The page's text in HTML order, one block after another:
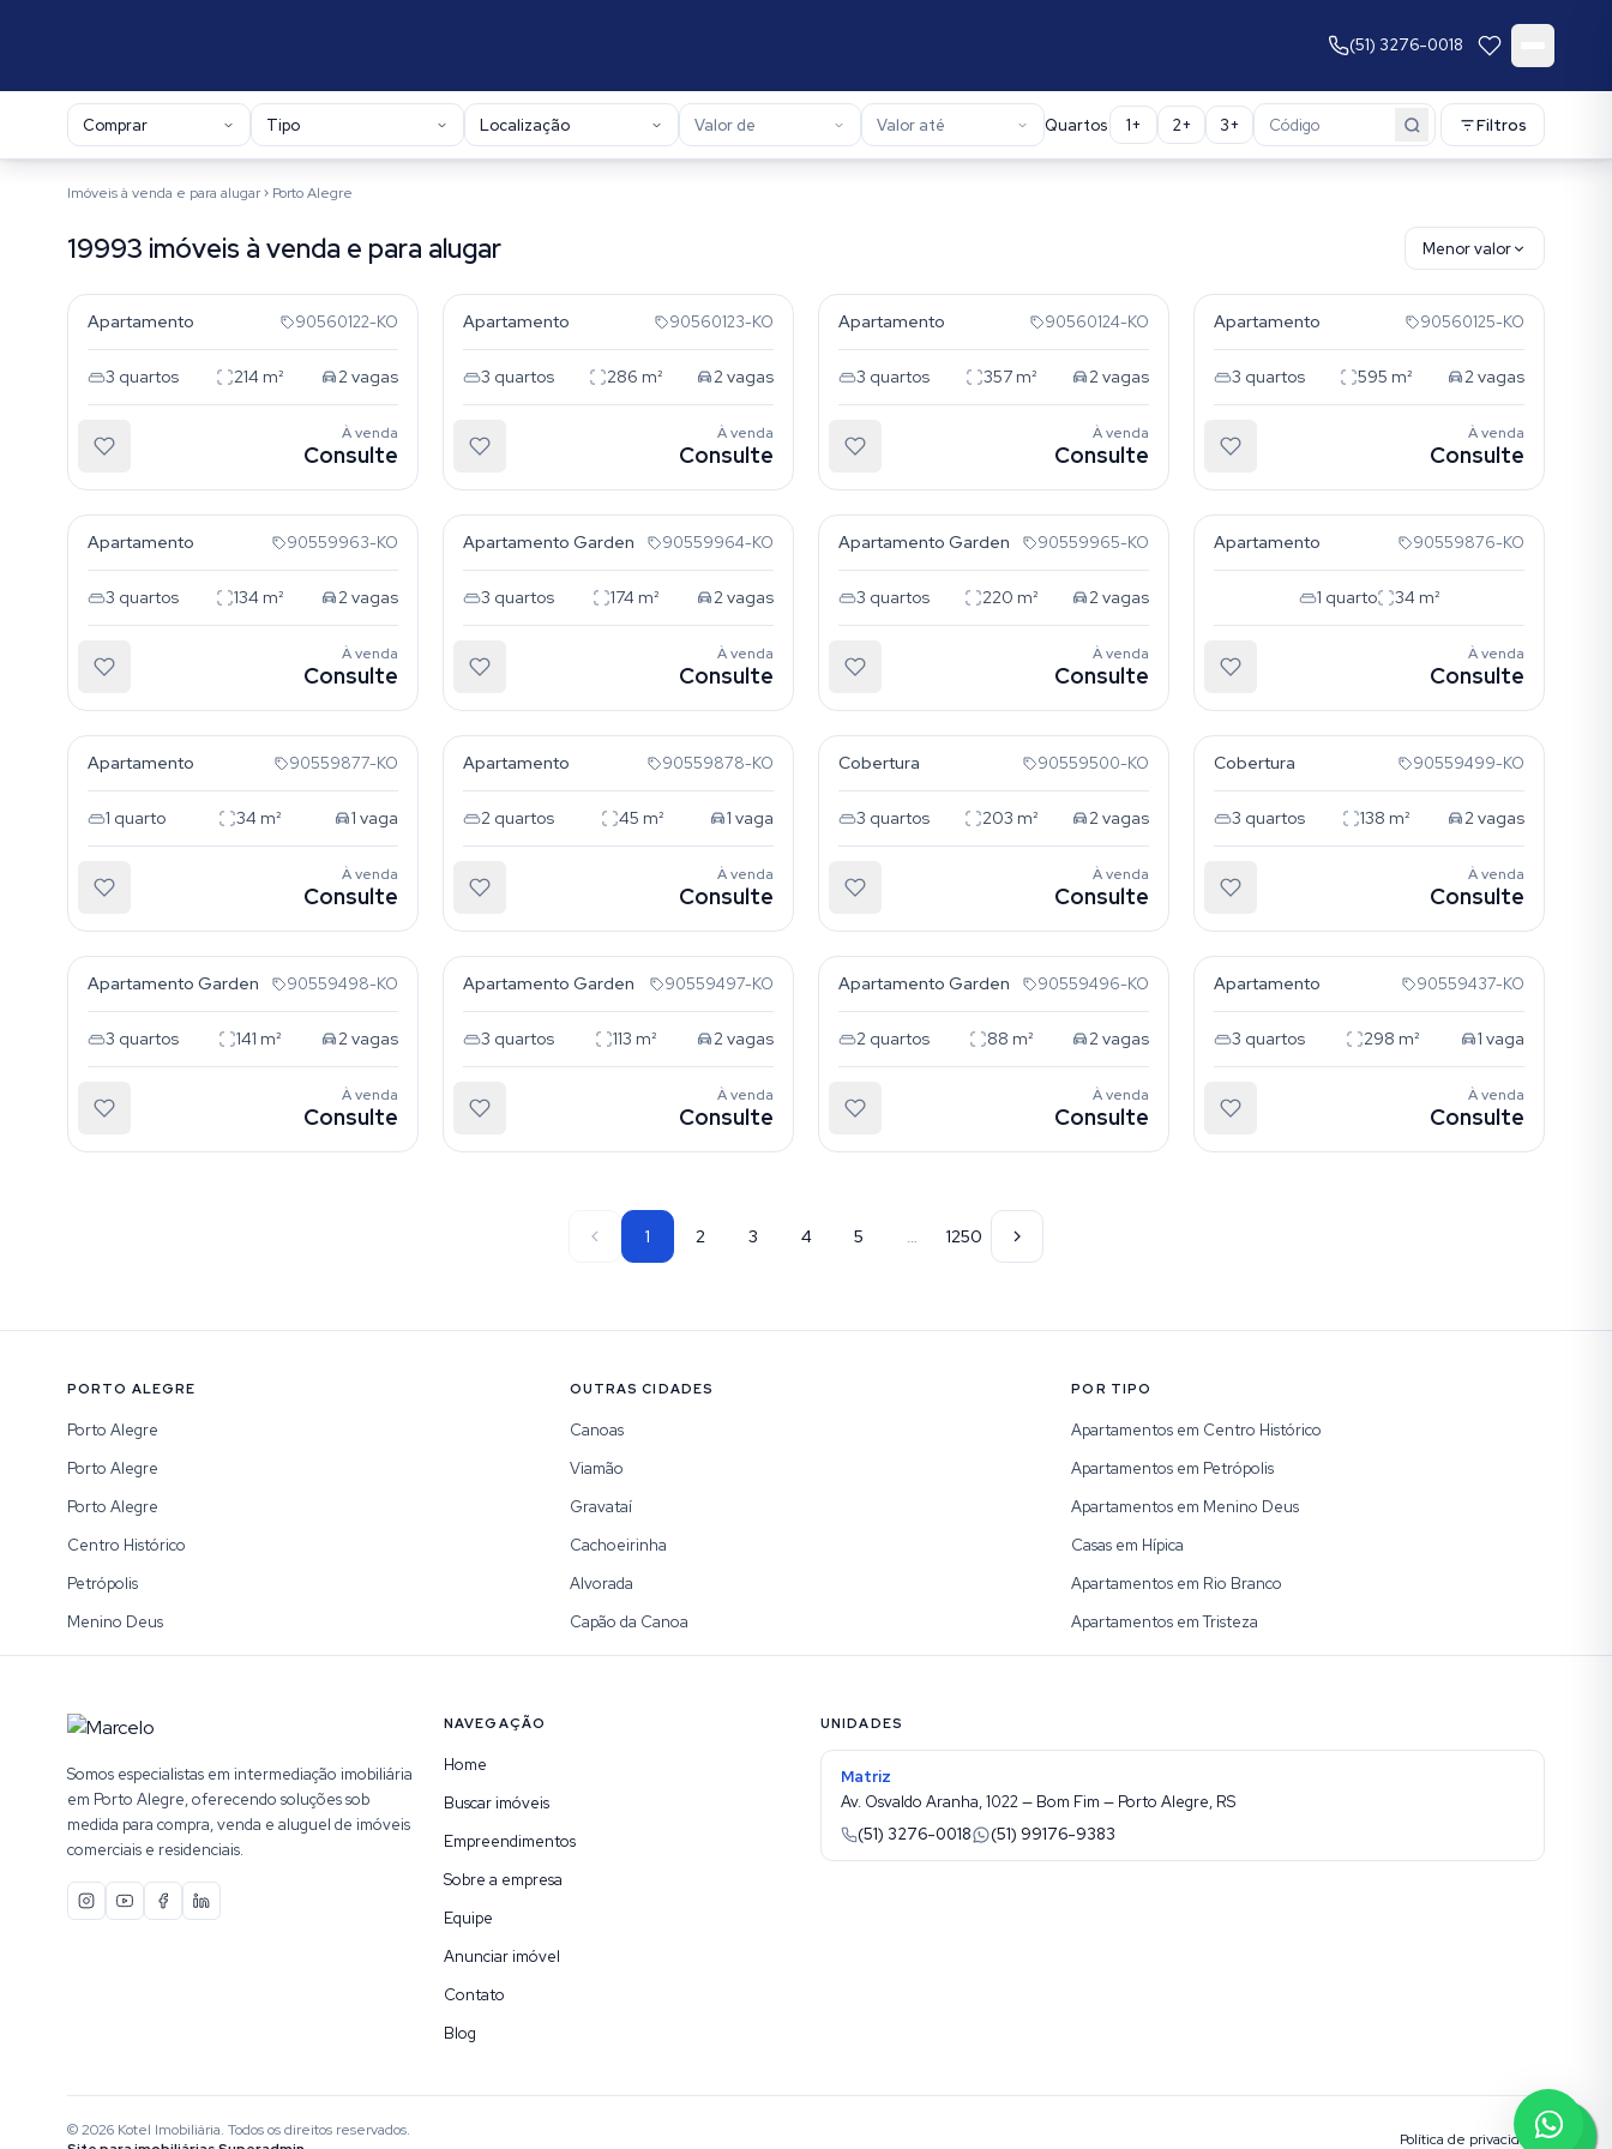
(51) 3276-0018
Comprar Tipo Localização Valor de Valor até Quartos 1+ 2+ 3+ Filtros
Imóveis à venda e para alugar Porto Alegre
19993 imóveis à venda e para alugar Menor valor
Resultados da busca
Menino Deus
Apartamento 90560122-KO
3 quartos 214 m² 2vagas
À venda
Consulte
Menino Deus
Apartamento 90560123-KO
3 quartos 286 m² 2vagas
À venda
Consulte
Apartamento 90560124-KO
3 quartos 357m² 2vagas
À venda
Consulte
Apartamento 90560125-KO
3 quartos 595 m² 2vagas
À venda
Consulte
Auxiliadora
Apartamento 90559963-KO
3 quartos 134 m² 2vagas
À venda
Consulte
Auxiliadora
Apartamento Garden 90559964-KO
3 quartos 174 m² 2vagas
À venda
Consulte
Auxiliadora
Apartamento Garden 90559965-KO
3 quartos 220 m² 2vagas
À venda
Consulte
Tristeza
Apartamento 90559876-KO
1 quarto 34 m²
À venda
Consulte
Tristeza
Apartamento 90559877-KO
1 quarto 34 m² 1 vaga
À venda
Consulte
Tristeza
Apartamento 90559878-KO
2 quartos 45 m² 1 vaga
À venda
Consulte
Tristeza
Cobertura 90559500-KO
3 quartos 203 m² 2vagas
À venda
Consulte
Tristeza
Cobertura 90559499-KO
3 quartos 138 m² 2vagas
À venda
Consulte
Tristeza
Apartamento Garden 90559498-KO
3 quartos 141 m² 2vagas
À venda
Consulte
Tristeza
Apartamento Garden 90559497-KO
3 quartos 113 m² 2vagas
À venda
Consulte
Tristeza
Apartamento Garden 90559496-KO
2 quartos 88 m² 2vagas
À venda
Consulte
Mont Serrat
Apartamento 90559437-KO
3 quartos 298 m² 1 vaga
À venda
Consulte
1 2 3 4 5 … 1250
PORTO ALEGRE
Porto Alegre
Porto Alegre
Porto Alegre
Centro Histórico
Petrópolis
Menino Deus
OUTRAS CIDADES
Canoas
Viamão
Gravataí
Cachoeirinha
Alvorada
Capão da Canoa
POR TIPO
Apartamentos em Centro Histórico
Apartamentos em Petrópolis
Apartamentos em Menino Deus
Casas em Hípica
Apartamentos em Rio Branco
Apartamentos em Tristeza
Somos especialistas em intermediação imobiliária
em Porto Alegre, oferecendo soluções sob
medida para compra, venda e aluguel de imóveis
comerciais e residenciais.
NAVEGAÇÃO
Home
Buscar imóveis
Empreendimentos
Sobre a empresa
Equipe
Anunciar imóvel
Contato
Blog
UNIDADES
Matriz
Av. Osvaldo Aranha, 1022 — Bom Fim — Porto Alegre, RS
(51) 3276-0018
(51) 99176-9383
©2026 Kotel Imobiliária. Todos os direitos reservados.
Política de privacidade